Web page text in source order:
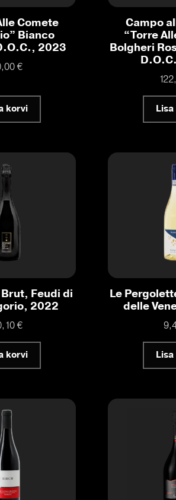
Comete
Bianco
2023
€
korvi
Campo
“Torre
Bolgheri
Feudi di
2022
€
korvi
Le
delle